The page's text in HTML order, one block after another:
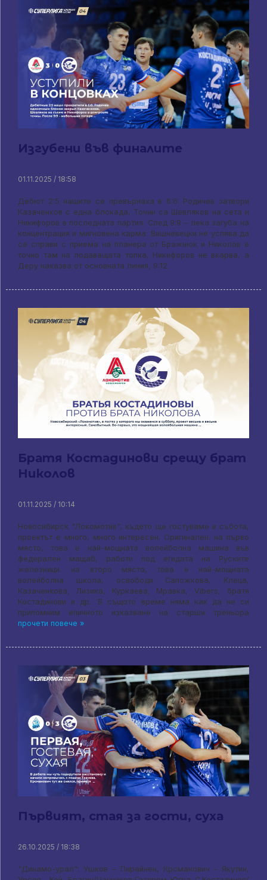
Изгубени във финалите
01.11.2025 / 18:58
Дебют 2:5 нашите се превърнаха в 6:6: Родичев затвори
Казаченков с една блокада, Точни са Шевляков на сета и
Никифоров в последната партия. След 9:9 – лека загуба на
концентрация и мигновена карма: Вишневецки не успява да
се справи с приема на планера от Бражнюк и Николов е
точно там на подаващата топка, Никифоров не вкарва, а
Деру наказва от основната линия, 9:12.
Братя Костадинови срещу брат
Николов
01.11.2025 / 10:14
Новосибирск "Локомотив", където ще гостуваме в събота,
проектът е много, много интересен. Оригинален. на първо
място, това е най-мощната волейболна машина във
федерален мащаб, работи под егидата на Руските
железници. на второ място, това е най-мощната
волейболна школа, освободи Сапожкова, Клеца,
Казаченкова, Лизика, Куркаева, Мравка, Vibers, братя
Костадинови и др.. В същото време няма как да не си
припомним епичното изказване на старши треньора
прочети повече »
Първият, стая за гости, суха
26.10.2025 / 18:38
"Динамо-урал": Ушков – Пирайнен, Крсманович – Якутин,